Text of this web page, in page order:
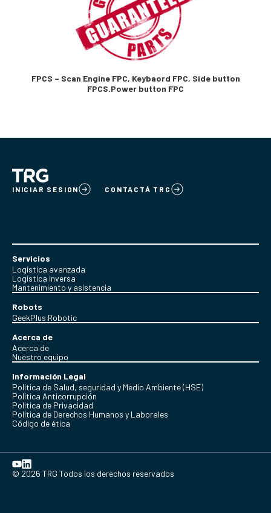
FPCS – Scan Engine FPC, Keybaord FPC, Side button
FPCS.Power button FPC
INICIAR SESION CONTACTÁ TRG
Servicios
Logística avanzada
Logística inversa
Mantenimiento y asistencia
Robots
GeekPlus Robotic
Acerca de
Acerca de
Nuestro equipo
Información Legal
Política de Salud, seguridad y Medio Ambiente (HSE)
Política Anticorrupción
Politica de Privacidad
Política de Derechos Humanos y Laborales
Código de ética
© 2026 TRG Todos los derechos reservados